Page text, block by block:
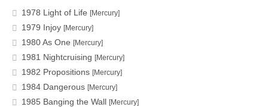
1978 Light of Life [Mercury]
1979 Injoy [Mercury]
1980 As One [Mercury]
1981 Nightcruising [Mercury]
1982 Propositions [Mercury]
1984 Dangerous [Mercury]
1985 Banging the Wall [Mercury]